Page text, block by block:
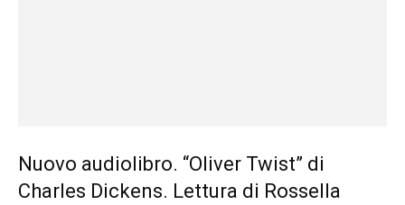
Nuovo audiolibro. “Oliver Twist” di
Charles Dickens. Lettura di Rossella